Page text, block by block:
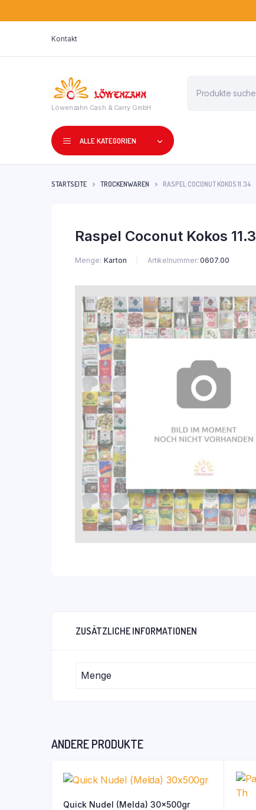
Kontakt
Löwenzahn Cash & Carry GmbH
search
ALLE KATEGORIEN
STARTSEITE TROCKENWAREN RASPEL COCONUT KOKOS 11.34
Raspel Coconut Kokos
Menge Karton Artikelnummer: 0607.00
ZUSÄTZLICHE INFORMATIONEN
Menge
ANDERE PRODUKTE
Quick Nudel (Melda) 30x500gr